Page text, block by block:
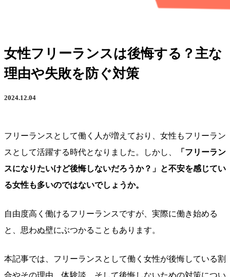
女性フリーランスは後悔する？主な
理由や失敗を防ぐ対策
2024.12.04
フリーランスとして働く人が増えており、女性もフリーラン
スとして活躍する時代となりました。しかし、
「フリーラン
スになりたいけど後悔しないだろうか？」と不安を感じてい
る女性も多いのではないでしょうか。
自由度高く働けるフリーランスですが、実際に働き始める
と、思わぬ壁にぶつかることもあります。
本記事では、フリーランスとして働く女性が後悔している割
合やその理由、体験談、そして後悔しないための対策につい